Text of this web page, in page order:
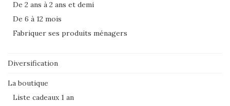
De 2 ans à 2 ans et demi
De 6 à 12 mois
Fabriquer ses produits ménagers
Diversification
La boutique
Liste cadeaux 1 an